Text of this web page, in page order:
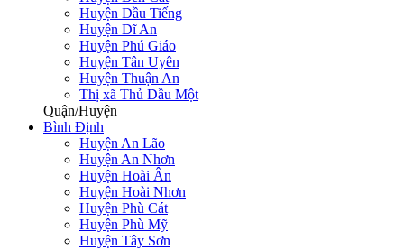
Huyện Dầu Tiếng
Huyện Dĩ An
Huyện Phú Giáo
Huyện Tân Uyên
Huyện Thuận An
Thị xã Thủ Dầu Một
Quận/Huyện
Bình Định
Huyện An Lão
Huyện An Nhơn
Huyện Hoài Ân
Huyện Hoài Nhơn
Huyện Phù Cát
Huyện Phù Mỹ
Huyện Tây Sơn